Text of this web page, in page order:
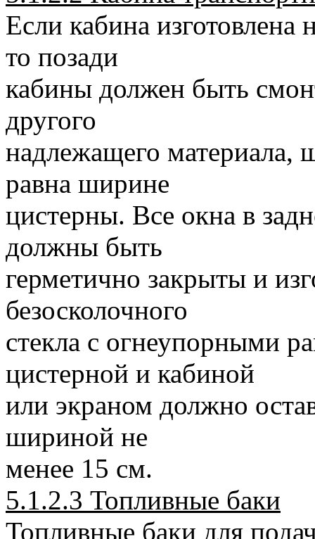
Если кабина изготовлена
то позади
кабины должен быть
другого
надлежащего материала,
равна ширине
цистерны. Все окна в
должны быть
герметично закрыты и
безосколочного
стекла с огнеупорными
цистерной и кабиной
или экраном должно
шириной не
менее 15 см.
5.1.2.3 Топливные баки
Топливные баки для